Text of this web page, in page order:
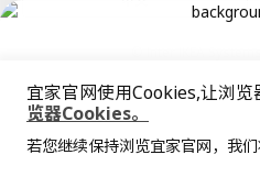
抱歉，该商品在所选地区暂时缺货。
上海工商
沪公网安备
宜家AI购物助手算法 网信算备
价格透明，设计
宜家官网使用Cookies,让浏览
览器Cookies。
若您继续保持浏览宜家官网，我